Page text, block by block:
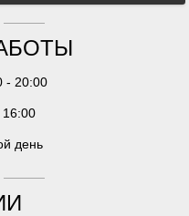
- 20:00
день